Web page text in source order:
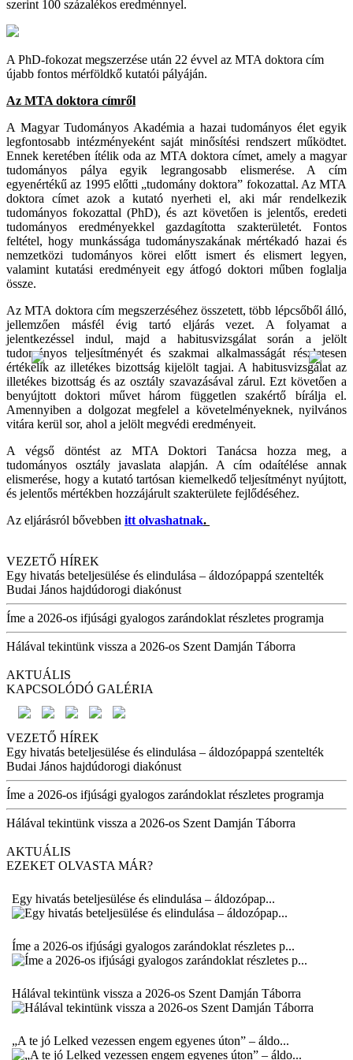
szerint 100 százalékos eredménnyel.
A PhD-fokozat megszerzése után 22 évvel az MTA doktora cím
újabb fontos mérföldkő kutatói pályáján.
Az MTA doktora címről
A Magyar Tudományos Akadémia a hazai tudományos élet egyik
legfontosabb intézményeként saját minősítési rendszert működtet.
Ennek keretében ítélik oda az MTA doktora címet, amely a magyar
tudományos pálya egyik legrangosabb elismerése. A cím
egyenértékű az 1995 előtti „tudomány doktora” fokozattal. Az MTA
doktora címet azok a kutató nyerheti el, aki már rendelkezik
tudományos fokozattal (PhD), és azt követően is jelentős, eredeti
tudományos eredményekkel gazdagította szakterületét. Fontos
feltétel, hogy munkássága tudományszakának mértékadó hazai és
nemzetközi tudományos körei előtt ismert és elismert legyen,
valamint kutatási eredményeit egy átfogó doktori műben foglalja
össze.
Az MTA doktora cím megszerzéséhez összetett, több lépcsőből álló,
jellemzően másfél évig tartó eljárás vezet. A folyamat a
jelentkezéssel indul, majd a habitusvizsgálat során a jelölt
tudományos teljesítményét és szakmai alkalmasságát részletesen
értékelik az illetékes bizottság kijelölt tagjai. A habitusvizsgálat az
illetékes bizottság és az osztály szavazásával zárul. Ezt követően a
benyújtott doktori művet három független szakértő bírálja el.
Amennyiben a dolgozat megfelel a követelményeknek, nyilvános
vitára kerül sor, ahol a jelölt megvédi eredményeit.
A végső döntést az MTA Doktori Tanácsa hozza meg, a
tudományos osztály javaslata alapján. A cím odaítélése annak
elismerése, hogy a kutató tartósan kiemelkedő teljesítményt nyújtott,
és jelentős mértékben hozzájárult szakterülete fejlődéséhez.
Az eljárásról bővebben itt olvashatnak.
VEZETŐ HÍREK
Egy hivatás beteljesülése és elindulása – áldozópappá szentelték
Budai János hajdúdorogi diakónust
Íme a 2026-os ifjúsági gyalogos zarándoklat részletes programja
Hálával tekintünk vissza a 2026-os Szent Damján Táborra
AKTUÁLIS
KAPCSOLÓDÓ GALÉRIA
VEZETŐ HÍREK
Egy hivatás beteljesülése és elindulása – áldozópappá szentelték
Budai János hajdúdorogi diakónust
Íme a 2026-os ifjúsági gyalogos zarándoklat részletes programja
Hálával tekintünk vissza a 2026-os Szent Damján Táborra
AKTUÁLIS
EZEKET OLVASTA MÁR?
Egy hivatás beteljesülése és elindulása – áldozópap...
Íme a 2026-os ifjúsági gyalogos zarándoklat részletes p...
Hálával tekintünk vissza a 2026-os Szent Damján Táborra
„A te jó Lelked vezessen engem egyenes úton” – áldo...